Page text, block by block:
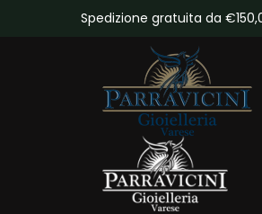
Scopri tutte le novità